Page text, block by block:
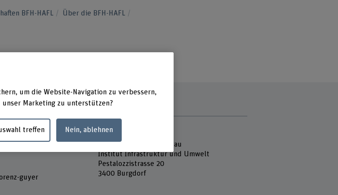
BFH-HAFL Über die BFH-HAFL
guyer
Architektur, Holz und Bau
Institut Infrastruktur und Umwelt
Pestalozzistrasse 20
3400 Burgdorf
um die Website-Navigation zu verbessern,
Marketing zu unterstützen?
treffen Nein, ablehnen